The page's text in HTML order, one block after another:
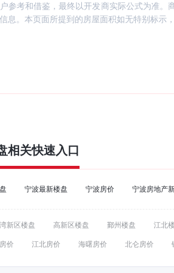
参考和借鉴，最终以开发商实际公式为准
息。本页面所提到的房屋面积如无特别标示
相关快速入口
宁波最新楼盘 宁波房价 宁波房地产
新区楼盘 高新区楼盘 鄞州楼盘 江北
价 江北房价 海曙房价 北仑房价